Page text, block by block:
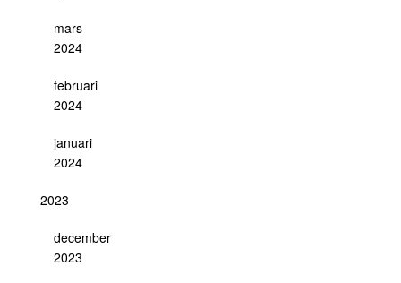
mars
2024
februari
2024
januari
2024
2023
december
2023